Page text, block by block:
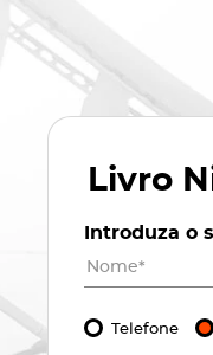
Livro
Introduza o
Telefone